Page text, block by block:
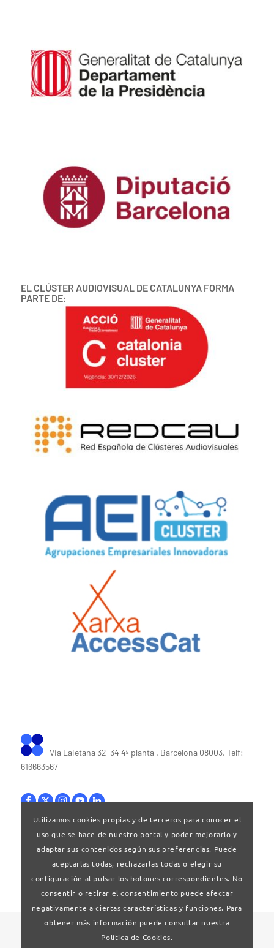
EL CLÚSTER AUDIOVISUAL DE CATALUNYA FORMA
PARTE DE:
Via Laietana 32-34 4ª planta . Barcelona 08003. Telf:
616663567
Bases legales|Política de privacitat
© 2024 Clúster Audiovisual de Catalunya
Utilizamos cookies propias y de terceros para conocer el
uso que se hace de nuestro portal y poder mejorarlo y
adaptar sus contenidos según sus preferencias. Puede
aceptarlas todas, rechazarlas todas o elegir su
configuración al pulsar los botones correspondientes. No
consentir o retirar el consentimiento puede afectar
negativamente a ciertas características y funciones. Para
obtener más información puede consultar nuestra
Política de Cookies.